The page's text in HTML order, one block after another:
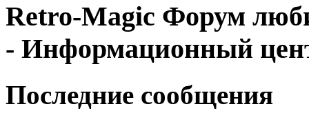
Retro-Magic Форум
- Информационный
Последние сообщения